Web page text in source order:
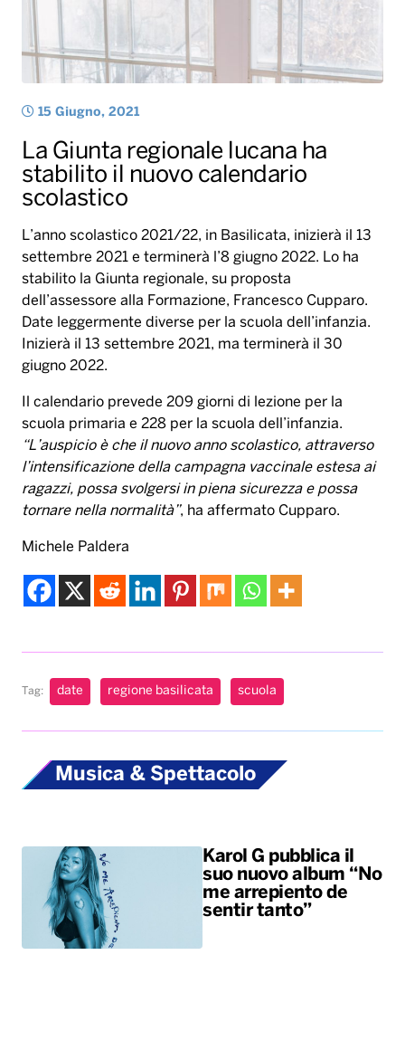
15 Giugno, 2021
La Giunta regionale lucana ha
stabilito il nuovo calendario
scolastico
L’anno scolastico 2021/22, in Basilicata, inizierà il 13
settembre 2021 e terminerà l’8 giugno 2022. Lo ha
stabilito la Giunta regionale, su proposta
dell’assessore alla Formazione, Francesco Cupparo.
Date leggermente diverse per la scuola dell’infanzia.
Inizierà il 13 settembre 2021, ma terminerà il 30
giugno 2022.
Il calendario prevede 209 giorni di lezione per la
scuola primaria e 228 per la scuola dell’infanzia.
“L’auspicio è che il nuovo anno scolastico, attraverso
l’intensificazione della campagna vaccinale estesa ai
ragazzi, possa svolgersi in piena sicurezza e possa
tornare nella normalità”, ha affermato Cupparo.
Michele Paldera
Tag: date regione basilicata scuola
Musica & Spettacolo
Karol G pubblica il
suo nuovo album “No
me arrepiento de
sentir tanto”